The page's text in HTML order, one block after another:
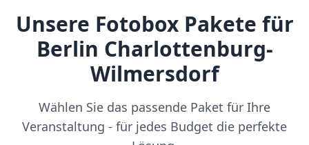
Unsere Fotobox Pakete für
Berlin Charlottenburg-
Wilmersdorf
Wählen Sie das passende Paket für Ihre
Veranstaltung - für jedes Budget die perfekte